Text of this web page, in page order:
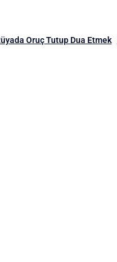
Oruç Tutup Dua Etmek